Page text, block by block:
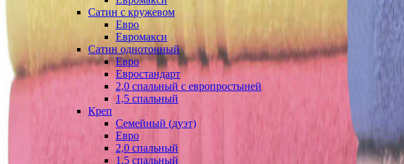
Сатин с кружевом
Евро
Евромакси
Сатин однотонный
Евро
Евростандарт
2,0 спальный с европростыней
1,5 спальный
Креп
Семейный (дуэт)
Евро
2,0 спальный
1,5 спальный